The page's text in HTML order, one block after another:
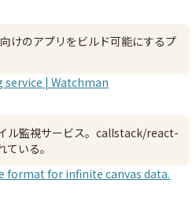
けのアプリをビルド可能にするプ
| Watchman
ル監視サービス。callstack/react-
いる。
format for infinite canvas data.